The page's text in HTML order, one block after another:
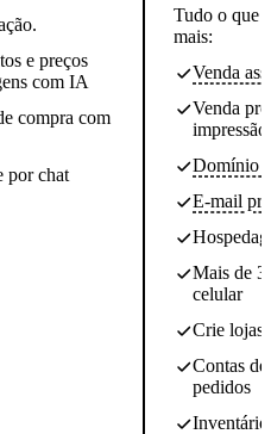
e preços
com IA
compra com
por chat
Tudo o que
mais:
Venda
Venda
Domínio
E-mail
Mais de
celular
Crie lojas
Contas
pedidos